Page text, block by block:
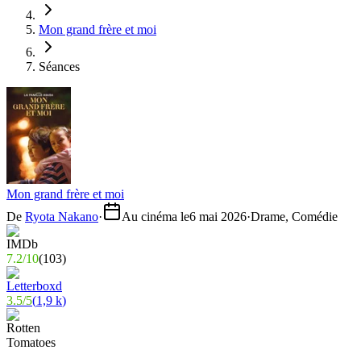
Mon grand frère et moi
Séances
Mon grand frère et moi
De Ryota Nakano· Au cinéma le6 mai 2026·Drame, Comédie
7.2/10(103)
3.5/5(1,9 k)